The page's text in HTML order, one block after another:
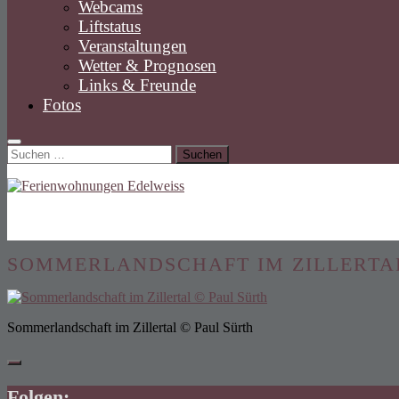
Webcams
Liftstatus
Veranstaltungen
Wetter & Prognosen
Links & Freunde
Fotos
Suchen
nach:
SOMMERLANDSCHAFT IM
Sommerlandschaft im Zillertal © Paul Sürth